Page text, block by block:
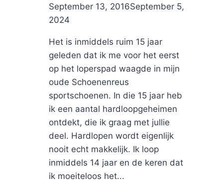
ByNicole
September 13, 2016September 5,
2024
Het is inmiddels ruim 15 jaar
geleden dat ik me voor het eerst
op het loperspad waagde in mijn
oude Schoenenreus
sportschoenen. In die 15 jaar heb
ik een aantal hardloopgeheimen
ontdekt, die ik graag met jullie
deel. Hardlopen wordt eigenlijk
nooit echt makkelijk. Ik loop
inmiddels 14 jaar en de keren dat
ik moeiteloos het...